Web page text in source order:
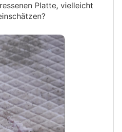
Platte, vielleicht